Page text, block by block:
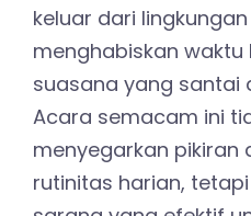
keluar dari
menghabiskan
suasana yang santai
Acara semacam ini
menyegarkan pikiran
rutinitas harian,